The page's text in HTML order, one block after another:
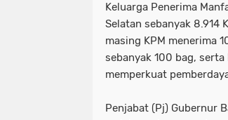
Keluarga Penerima
Selatan sebanyak 8.914
masing KPM menerima
sebanyak 100 bag,
memperkuat
Penjabat (Pj) Gubernur